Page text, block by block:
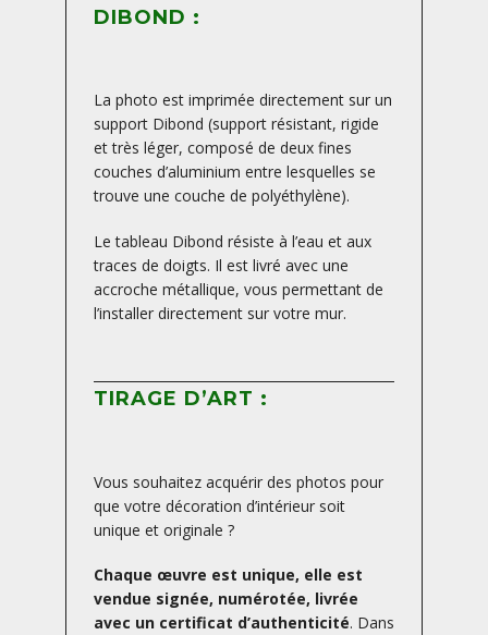
DIBOND :
La photo est imprimée directement sur un
support Dibond (support résistant, rigide
et très léger, composé de deux fines
couches d’aluminium entre lesquelles se
trouve une couche de polyéthylène).
Le tableau Dibond résiste à l’eau et aux
traces de doigts. Il est livré avec une
accroche métallique, vous permettant de
l’installer directement sur votre mur.
TIRAGE D’ART :
Vous souhaitez acquérir des photos pour
que votre décoration d’intérieur soit
unique et originale ?
Chaque œuvre est unique, elle est
vendue signée, numérotée, livrée
avec un certificat d’authenticité. Dans